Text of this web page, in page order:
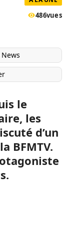
486vues
le
les
d’un
BFMTV.